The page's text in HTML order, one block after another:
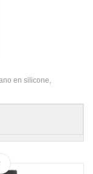
en silicone,